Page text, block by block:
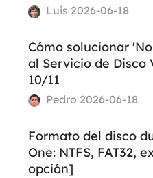
Luis 2026-06-18
Cómo solucionar
al Servicio de Disco
10/11
Pedro 2026-06-18
Formato del disco
One: NTFS, FAT32,
opción]